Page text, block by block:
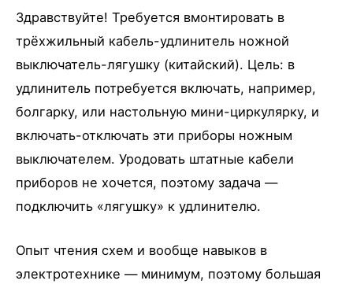
Здравствуйте! Требуется вмонтировать в
трёхжильный кабель-удлинитель ножной
выключатель-лягушку (китайский). Цель: в
удлинитель потребуется включать, например,
болгарку, или настольную мини-циркулярку, и
включать-отключать эти приборы ножным
выключателем. Уродовать штатные кабели
приборов не хочется, поэтому задача —
подключить «лягушку» к удлинителю.
Опыт чтения схем и вообще навыков в
электротехнике — минимум, поэтому большая